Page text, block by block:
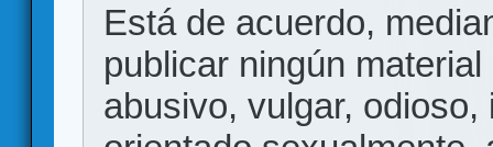
Está de acuerdo,
publicar ningún
abusivo, vulgar,